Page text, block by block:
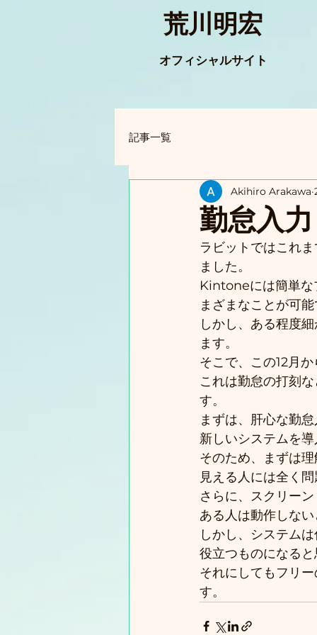
荒川明宏
オフィシャルサイト
記事一覧
勤怠入力
Akihiro Arakawa
ラビットではこれ
ました。
Kintoneには簡単な
まざまなことが可
しかし、ある程度
ます。
そこで、この12月
これは勤怠の打刻
す。
まずは、肝心な勤
新しいシステムを
そのため、まずは
見える人には全く
さらに、スクリー
ある人は動作しな
しかし、システム
役立つものになる
それにしてもフリ
す。